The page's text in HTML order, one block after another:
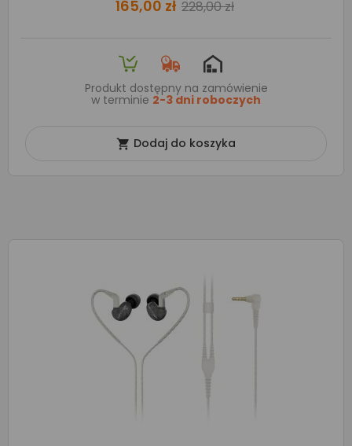
165,00 zł 228,00 zł
Produkt dostępny na zamówienie
w terminie 2-3 dni roboczych
 Dodaj do koszyka